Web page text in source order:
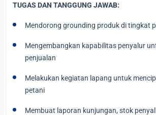
TUGAS DAN TANGGUNG JAWAB:
Mendorong grounding produk di tingkat
Mengembangkan kapabilitas penyalur
penjualan
Melakukan kegiatan lapang untuk
petani
Membuat laporan kunjungan, stok